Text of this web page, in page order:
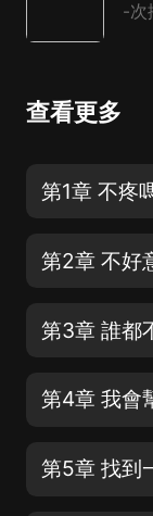
-次
查看更多
第1章 不疼
第2章 不好
第3章 誰都
第4章 我會
第5章 找到